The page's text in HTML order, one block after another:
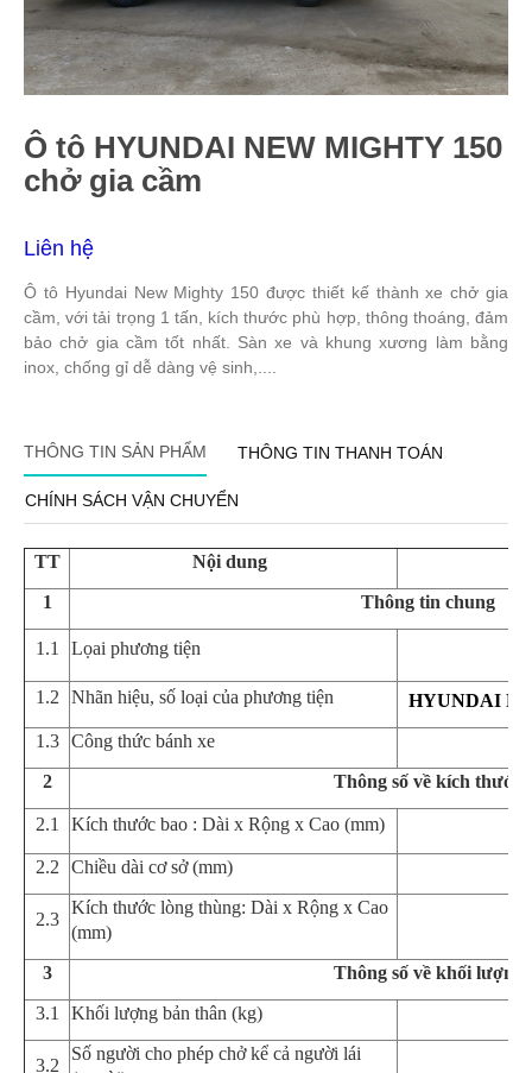
Ô tô HYUNDAI NEW MIGHTY 150
chở gia cầm
Liên hệ
Ô tô Hyundai New Mighty 150 được thiết kế thành xe chở gia
cầm, với tải trọng 1 tấn, kích thước phù hợp, thông thoáng, đảm
bảo chở gia cầm tốt nhất. Sàn xe và khung xương làm bằng
inox, chống gỉ dễ dàng vệ sinh,....
THÔNG TIN SẢN PHẨM THÔNG TIN THANH TOÁN
CHÍNH SÁCH VẬN CHUYỂN
TT
Nội dung
1
Thông tin chung
1.1 Lọai phương tiện
1.2 Nhãn hiệu, số loại của phương tiện
HYUNDAI
1.3
Công thức bánh xe
2
Thông số về kích thước
2.1 Kích thước bao : Dài x Rộng x Cao (mm)
2.2 Chiều dài cơ sở (mm)
2.3
Kích thước lòng thùng: Dài x Rộng x Cao
(mm)
3 Thông số về khối lượng
3.1
Khối lượng bản thân (kg)
3.2
Số người cho phép chởkể cả người lái